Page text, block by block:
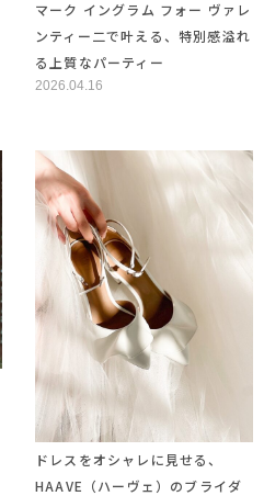
マーク イングラム フォー ヴァレ
ンティー二で叶える、特別感溢れ
る上質なパーティー
2026.04.16
ドレスをオシャレに見せる、
HAAVE（ハーヴェ）のブライダ